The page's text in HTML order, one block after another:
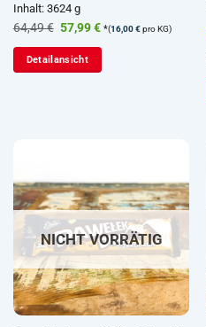
Inhalt: 3624 g
64,49€ Ursprünglicher
war:
64,49 €
57,99€Aktueller
ist:
*(16,00€pro KG)
Detailansicht
NICHT VORRÄTIG